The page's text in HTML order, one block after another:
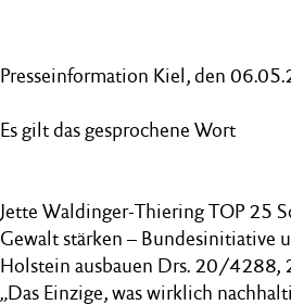
Presseinformation Kiel, den
Es gilt das gesprochene Wort
Jette Waldinger-Thiering TOP 25
Gewalt stärken – Bundesinitiative
Holstein ausbauen Drs. 20/
„Das Einzige, was wirklich